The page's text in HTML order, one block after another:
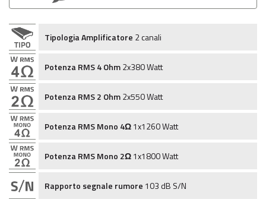
Tipologia Amplificatore 2 canali
Potenza RMS 4 Ohm2x380 Watt
Potenza RMS 2 Ohm2x550 Watt
Potenza RMS Mono 4Ω1x1260 Watt
Potenza RMS Mono 2Ω1x1800 Watt
Rapporto segnale rumore 103 dB S/N